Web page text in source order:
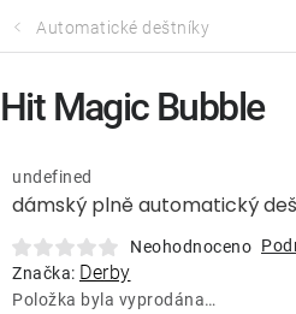
Doplňky
Automatické deštníky
dámský plně automatický
undefined
Neohodnoceno
Značka: Derby
Položka byla vyprodána…
Hit Magic Bubble